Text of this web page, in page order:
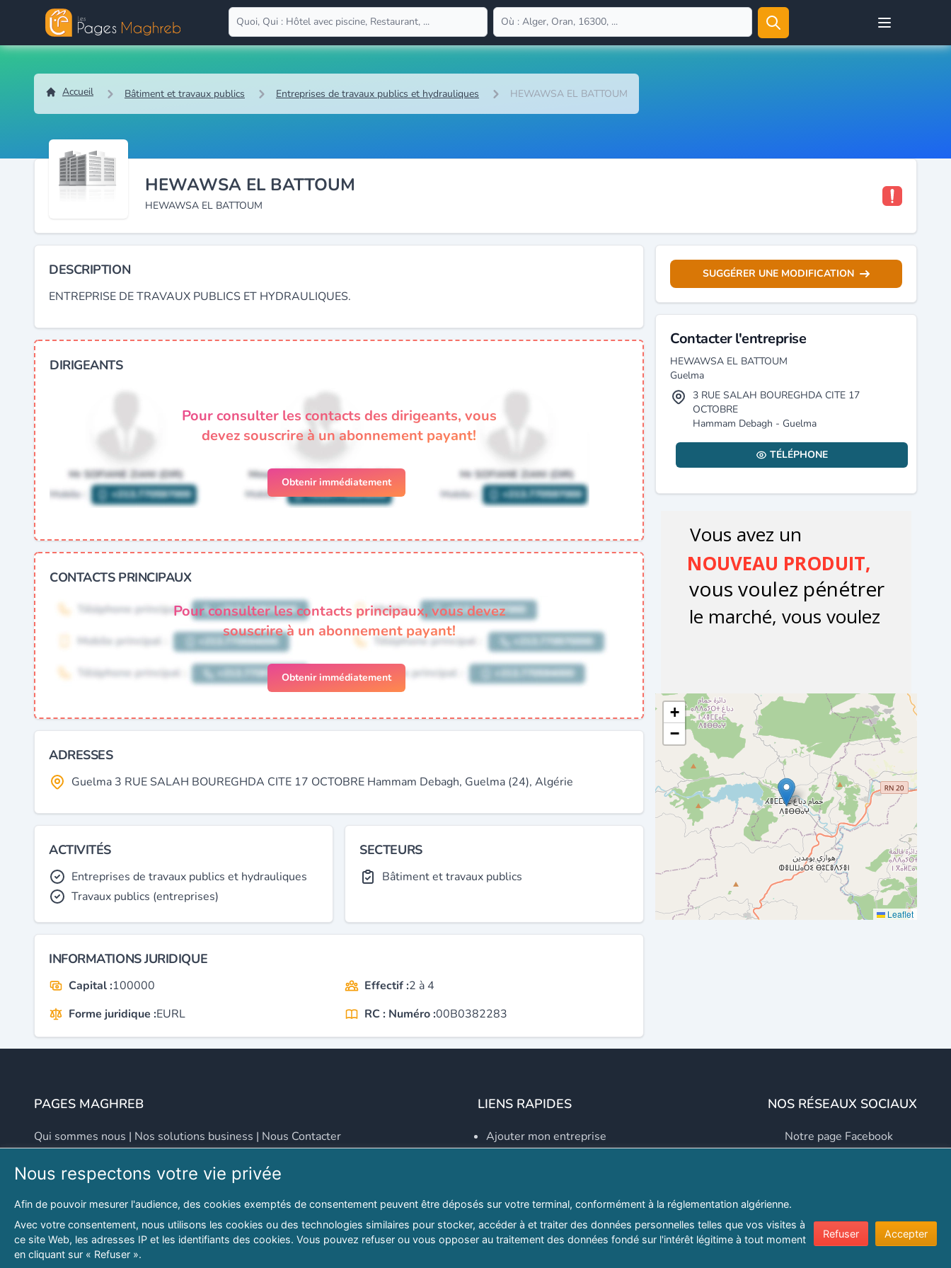
Open user menu
Accueil Bâtiment et travaux publics Entreprises de travaux publics et hydrauliques HEWAWSA EL BATTOUM
HEWAWSA EL BATTOUM
HEWAWSA EL BATTOUM
DESCRIPTION
ENTREPRISE DE TRAVAUX PUBLICS ET HYDRAULIQUES.
DIRIGEANTS
Pour consulter les contacts des dirigeants, vous
devez souscrire à un abonnement payant!
Obtenir immédiatement
CONTACTS PRINCIPAUX
Pour consulter les contacts principaux, vous devez
souscrire à un abonnement payant!
Obtenir immédiatement
ADRESSES
Guelma 3 RUE SALAH BOUREGHDA CITE 17 OCTOBRE Hammam Debagh, Guelma (24), Algérie
ACTIVITÉS
Entreprises de travaux publics et hydrauliques
Travaux publics (entreprises)
SECTEURS
Bâtiment et travaux publics
INFORMATIONS JURIDIQUE
Capital :100000 Effectif :2 à 4
Forme juridique :EURL RC : Numéro :00B0382283
SUGGÉRER UNE MODIFICATION
Contacter l'entreprise
HEWAWSA EL BATTOUM
Guelma
3 RUE SALAH BOUREGHDA CITE 17
OCTOBRE
Hammam Debagh - Guelma
TÉLÉPHONE
+
−
Leaflet
PAGES MAGHREB
Qui sommes nous | Nos solutions business | Nous Contacter
Adresse
46 LOT. PETITE PROVENCE SIDI YAHIA
Hydra, Alger (16), Algérie
Email
contact@lespagesmaghreb.com
LIENS RAPIDES
Ajouter mon entreprise
Explorer par secteurs
Explorer par willayas
NOS RÉSEAUX SOCIAUX
Notre page Facebook
Notre page Twitter
Nous respectons votre vie privée
Afin de pouvoir mesurer l'audience, des cookies exemptés de consentement peuvent être déposés sur votre terminal, conformément à la réglementation algérienne.
Avec votre consentement, nous utilisons les cookies ou des technologies similaires pour stocker, accéder à et traiter des données personnelles telles que vos visites à
ce site Web, les adresses IP et les identifiants des cookies. Vous pouvez refuser ou vous opposer au traitement des données fondé sur l'intérêt légitime à tout moment
en cliquant sur « Refuser ».
Refuser Accepter